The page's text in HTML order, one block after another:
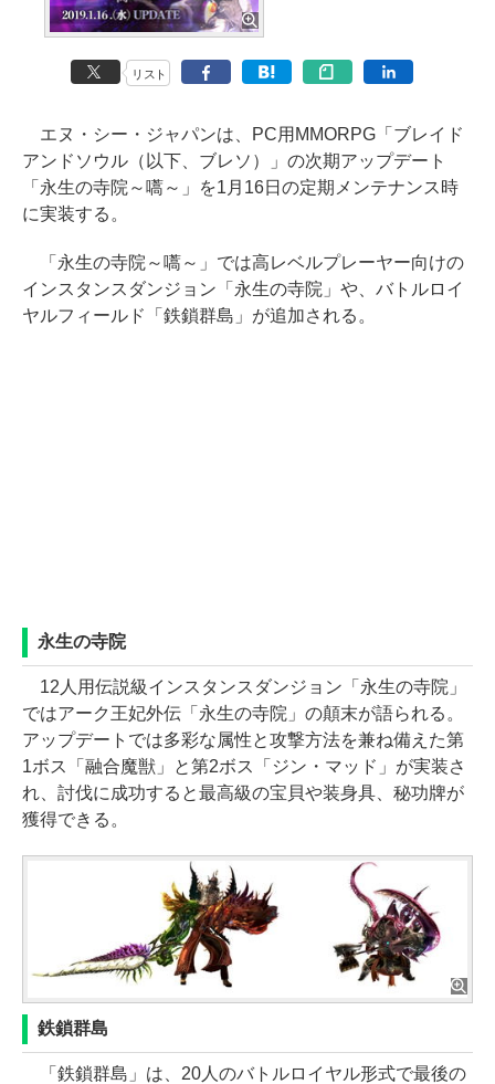
リスト
エヌ・シー・ジャパンは、PC用MMORPG「ブレイド
アンドソウル（以下、ブレソ）」の次期アップデート
「永生の寺院～嚆～」を1月16日の定期メンテナンス時
に実装する。
「永生の寺院～嚆～」では高レベルプレーヤー向けの
インスタンスダンジョン「永生の寺院」や、バトルロイ
ヤルフィールド「鉄鎖群島」が追加される。
永生の寺院
12人用伝説級インスタンスダンジョン「永生の寺院」
ではアーク王妃外伝「永生の寺院」の顛末が語られる。
アップデートでは多彩な属性と攻撃方法を兼ね備えた第
1ボス「融合魔獣」と第2ボス「ジン・マッド」が実装さ
れ、討伐に成功すると最高級の宝貝や装身具、秘功牌が
獲得できる。
鉄鎖群島
「鉄鎖群島」は、20人のバトルロイヤル形式で最後の